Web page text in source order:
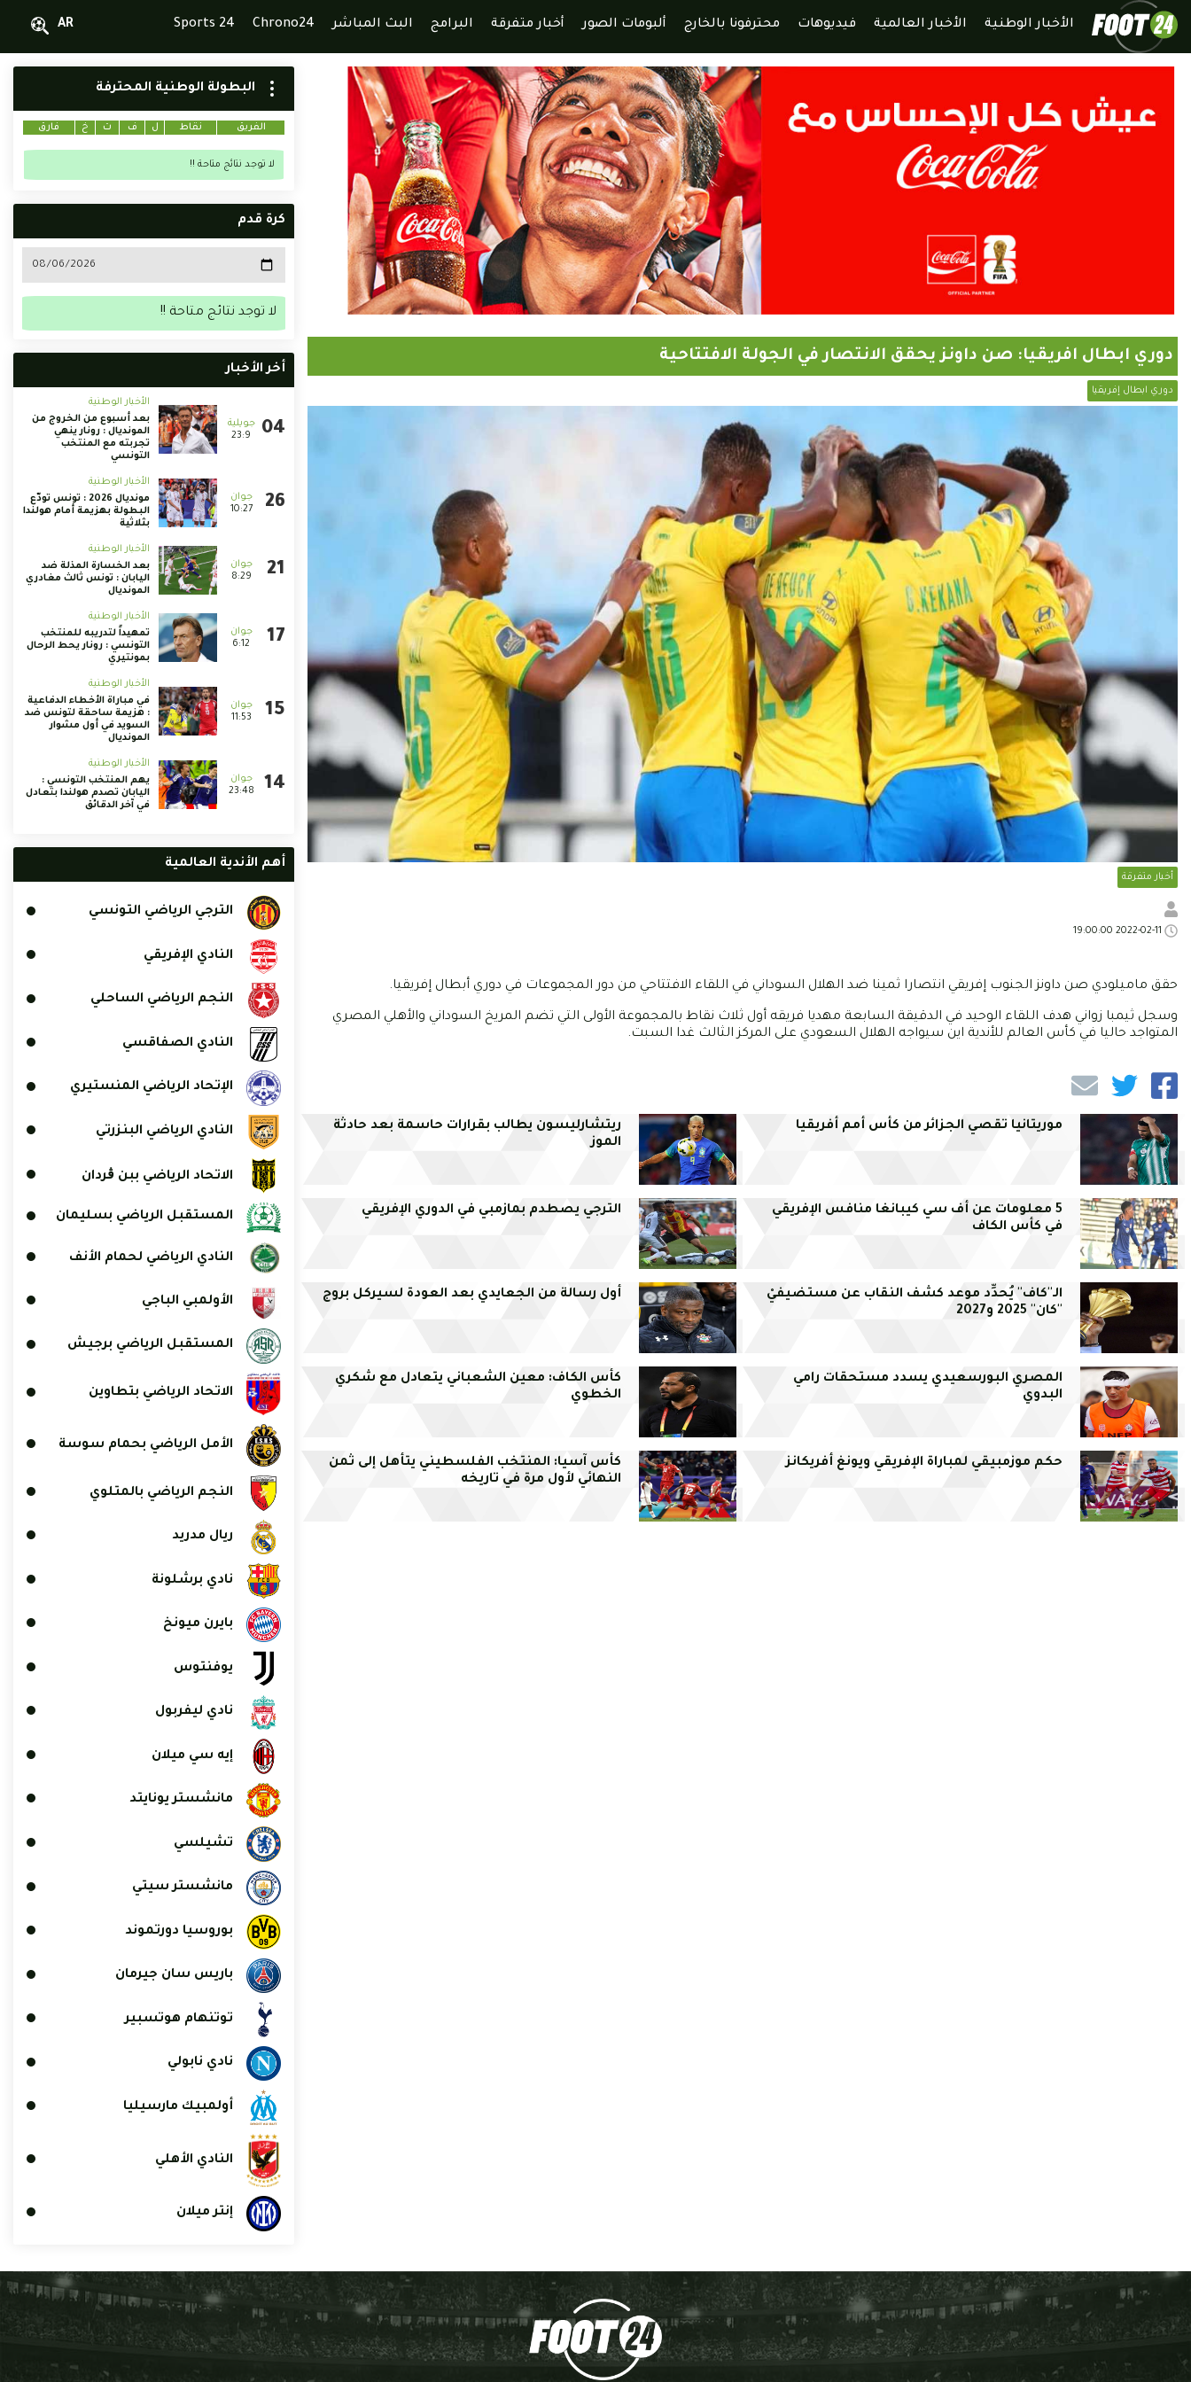
الأخبار الوطنية الأخبار العالمية فيديوهات محترفونا بالخارج ألبومات الصور أخبار متفرقة البرامج البث المباشر Chrono24
Sports 24
AR
دوري ابطال افريقيا: صن داونز يحقق الانتصار في الجولة الافتتاحية
دوري ابطال إفريقيا
أخبار متفرقة
حقق ماميلودي صن داونز الجنوب إفريقي انتصارا ثمينا ضد الهلال السوداني في اللقاء الافتتاحي من دور المجموعات في دوري أبطال إفريقيا.
وسجل ثيمبا زواني هدف اللقاء الوحيد في الدقيقة السابعة مهديا فريقه أول ثلاث نقاط بالمجموعة الأولى التي تضم المريخ السوداني والأهلي المصري
المتواجد حاليا في كأس العالم للأندية اين سيواجه الهلال السعودي على المركز الثالث غدا السبت.
موريتانيا تقصي الجزائر من كأس أمم أفريقيا
ريتشارليسون يطالب بقرارات حاسمة بعد حادثة
الموز
5 معلومات عن أف سي كيبانغا منافس الإفريقي
في كأس الكاف
الترجي يصطدم بمازمبي في الدوري الإفريقي
الـ''كاف'' يُحدِّد موعد كشف النقاب عن مستضيفيْ
''كان'' 2025 و2027
أول رسالة من الجعايدي بعد العودة لسيركل بروج
المصري البورسعيدي يسدد مستحقات رامي
البدوي
كأس الكاف: معين الشعباني يتعادل مع شكري
الخطوي
حكم موزمبيقي لمباراة الإفريقي ويونغ أفريكانز
كأس آسيا: المنتخب الفلسطيني يتأهل إلى ثمن
النهائي لأول مرة في تاريخه
البطولة الوطنية المحترفة
الفريق نقاط ل ف ت خ فارق
لا توجد نتائج متاحة !!
كرة قدم
لا توجد نتائج متاحة !!
أخر الأخبار
23:9
الأخبار الوطنية
بعد أسبوع من الخروج من
المونديال : رونار ينهي
تجربته مع المنتخب
التونسي
10:27
الأخبار الوطنية
مونديال 2026 : تونس تودّع
البطولة بهزيمة أمام هولندا
بثلاثية
8:29
الأخبار الوطنية
بعد الخسارة المذلة ضد
اليابان : تونس ثالث مغادري
المونديال
6:12
الأخبار الوطنية
تمهيداً لتدريبه للمنتخب
التونسي : رونار يحط الرحال
بمونتيري
11:53
الأخبار الوطنية
في مباراة الأخطاء الدفاعية
: هزيمة ساحقة لتونس ضد
السويد في أول مشوار
المونديال
23:48
الأخبار الوطنية
يهم المنتخب التونسي :
اليابان تصدم هولندا بتعادل
في آخر الدقائق
أهم الأندية العالمية
الترجي الرياضي التونسي
النادي الإفريقي
النجم الرياضي الساحلي
النادي الصفاقسي
الإتحاد الرياضي المنستيري
النادي الرياضي البنزرتي
الاتحاد الرياضي ببن ڨردان
المستقبل الرياضي بسليمان
النادي الرياضي لحمام الأنف
الأولمبي الباجي
المستقبل الرياضي برجيش
الاتحاد الرياضي بتطاوين
الأمل الرياضي بحمام سوسة
النجم الرياضي بالمتلوي
ريال مدريد
نادي برشلونة
بايرن ميونخ
يوفنتوس
نادي ليفربول
إيه سي ميلان
مانشستر يونايتد
تشيلسي
مانشستر سيتي
بوروسيا دورتموند
باريس سان جيرمان
توتنهام هوتسبير
نادي نابولي
أولمبيك مارسيليا
النادي الأهلي
إنتر ميلان